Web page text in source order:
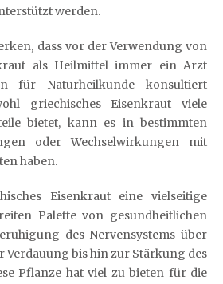
werden.
dass vor der Verwendung von
als Heilmittel immer ein Arzt
für Naturheilkunde konsultiert
griechisches Eisenkraut viele
bietet, kann es in bestimmten
oder Wechselwirkungen mit
haben.
Eisenkraut eine vielseitige
Palette von gesundheitlichen
des Nervensystems über
Verdauung bis hin zur Stärkung des
Pflanze hat viel zu bieten für die